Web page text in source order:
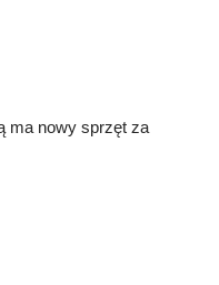
ma nowy sprzęt za